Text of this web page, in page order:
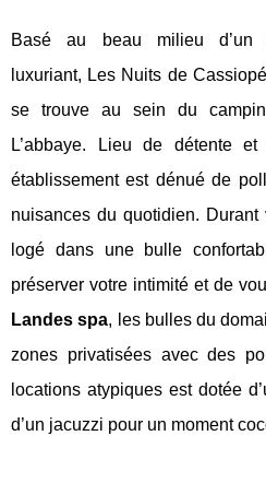
Basé au beau milieu d’un
luxuriant, Les Nuits de
se trouve au sein du
L’abbaye. Lieu de détente
établissement est dénué de
nuisances du quotidien. Durant
logé dans une bulle
préserver votre intimité et de
Landes spa, les bulles du
zones privatisées avec des
locations atypiques est dotée
d’un jacuzzi pour un moment